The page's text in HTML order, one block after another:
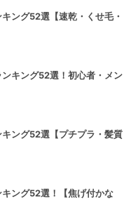
ング52選【速乾・くせ毛・
キング52選！初心者・メン
ング52選【プチプラ・髪質
ング52選！【焦げ付かな